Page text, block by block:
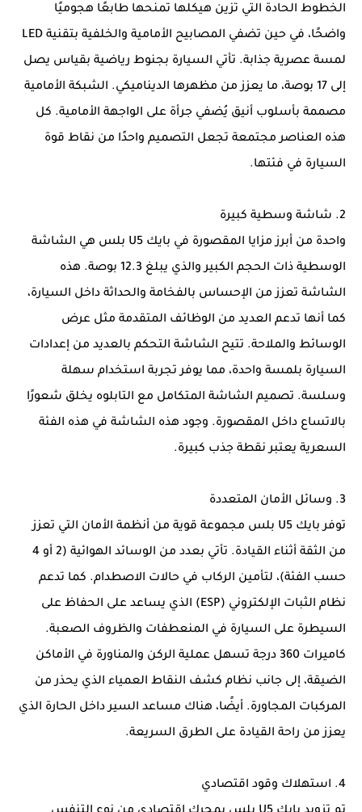
الخطوط الحادة التي تزين هيكلها تمنحها طابعًا هجوميًا
واضحًا، في حين تضفي المصابيح الأمامية والخلفية بتقنية LED
لمسة عصرية جذابة. تأتي السيارة بجنوط رياضية بقياس يصل
إلى 17 بوصة، ما يعزز من مظهرها الديناميكي. الشبكة الأمامية
مصممة بأسلوب أنيق يُضفي جرأة على الواجهة الأمامية. كل
هذه العناصر مجتمعة تجعل التصميم واحدًا من نقاط قوة
السيارة في فئتها.
2. شاشة وسطية كبيرة
واحدة من أبرز مزايا المقصورة في بايك U5 بلس هي الشاشة
الوسطية ذات الحجم الكبير والذي يبلغ 12.3 بوصة. هذه
الشاشة تعزز من الإحساس بالفخامة والحداثة داخل السيارة،
كما أنها تدعم العديد من الوظائف المتقدمة مثل عرض
الوسائط والملاحة. تتيح الشاشة التحكم بالعديد من إعدادات
السيارة بلمسة واحدة، مما يوفر تجربة استخدام سهلة
وسلسة. تصميم الشاشة المتكامل مع التابلوه يخلق شعورًا
بالاتساع داخل المقصورة. وجود هذه الشاشة في هذه الفئة
السعرية يعتبر نقطة جذب كبيرة.
3. وسائل الأمان المتعددة
توفر بايك U5 بلس مجموعة قوية من أنظمة الأمان التي تعزز
من الثقة أثناء القيادة. تأتي بعدد من الوسائد الهوائية (2 أو 4
حسب الفئة)، لتأمين الركاب في حالات الاصطدام. كما تدعم
نظام الثبات الإلكتروني (ESP) الذي يساعد على الحفاظ على
السيطرة على السيارة في المنعطفات والظروف الصعبة.
كاميرات 360 درجة تسهل عملية الركن والمناورة في الأماكن
الضيقة، إلى جانب نظام كشف النقاط العمياء الذي يحذر من
المركبات المجاورة. أيضًا، هناك مساعد السير داخل الحارة الذي
يعزز من راحة القيادة على الطرق السريعة.
4. استهلاك وقود اقتصادي